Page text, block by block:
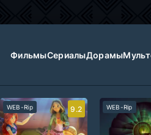
ФильмыСериалыДорамы
WEB-Rip 9.2 WEB-Rip